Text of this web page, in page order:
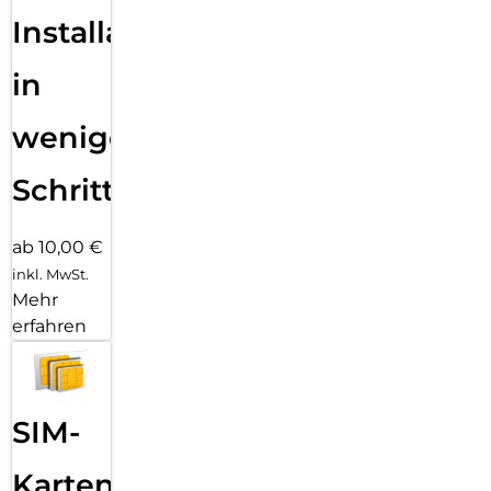
Installation
in
wenigen
Schritten
ab 10,00 €
inkl. MwSt.
Mehr
erfahren
SIM-